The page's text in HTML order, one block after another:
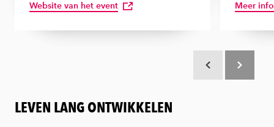
Website van het event Meer
LEVEN LANG ONTWIKKELEN